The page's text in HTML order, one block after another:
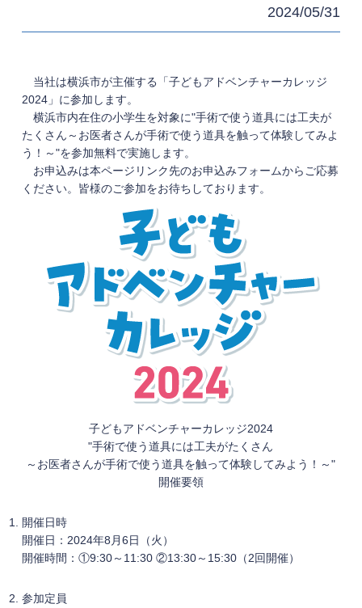
2024/05/31
当社は横浜市が主催する「子どもアドベンチャーカレッジ
2024」に参加します。
横浜市内在住の小学生を対象に"手術で使う道具には工夫が
たくさん～お医者さんが手術で使う道具を触って体験してみよ
う！～"を参加無料で実施します。
お申込みは本ページリンク先のお申込みフォームからご応募
ください。皆様のご参加をお待ちしております。
子どもアドベンチャーカレッジ2024
"手術で使う道具には工夫がたくさん
～お医者さんが手術で使う道具を触って体験してみよう！～"
開催要領
開催日時
開催日：2024年8月6日（火）
開催時間：①9:30～11:30 ②13:30～15:30（2回開催）
参加定員